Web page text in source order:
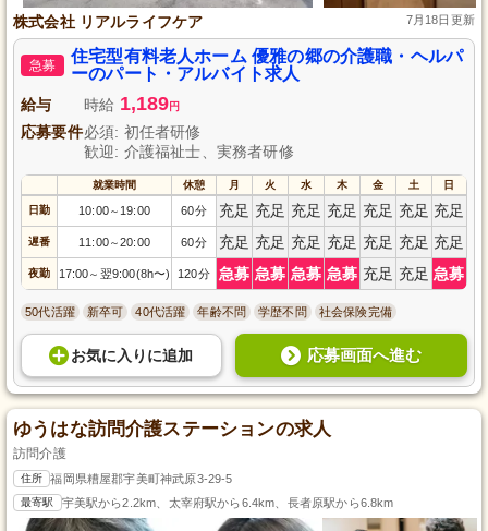
株式会社 リアルライフケア 7月18日更新
急募
住宅型有料老人ホーム 優雅の郷の介護職・ヘルパ
ーのパート・アルバイト求人
給与 時給 1,189円
応募要件必須: 初任者研修
歓迎: 介護福祉士、実務者研修
就業時間 休憩 月 火 水 木 金 土 日
日勤 10:00～ 19:00 60分 充足 充足 充足 充足 充足 充足 充足
遅番 11:00～20:00 60分 充足 充足 充足 充足 充足 充足 充足
夜勤 17:00～ 翌9:00(8h〜) 120分 急募 急募 急募 急募 充足 充足 急募
50代活躍 新卒可 40代活躍 年齢不問 学歴不問 社会保険完備
お気に入り に追加 応募画面へ進む
ゆうはな訪問介護ステーションの求人
訪問介護
住所 福岡県糟屋郡宇美町神武原3-29-5
最寄駅 宇美駅から2.2km、太宰府駅から6.4km、長者原駅から6.8km